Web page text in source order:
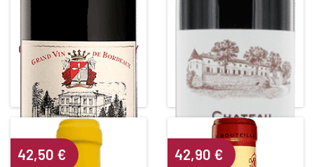
CHÂTEAU LA CROIX DE GAY
Red • 2016
POMEROL
Alcohol content : 14°
CHÂTEAU BEAUREGARD
Red • 2011
POMEROL
Alcohol content : 13°
42,50 € 42,90 €